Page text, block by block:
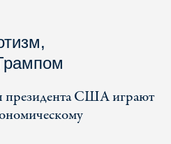
президента США играют